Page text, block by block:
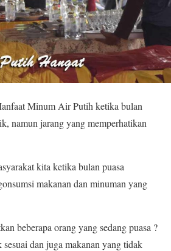
Minum Air Putih ketika bulan
namun jarang yang memperhatikan
kita ketika bulan puasa
makanan dan minuman yang
beberapa orang yang sedang puasa ?
dan juga makanan yang tidak